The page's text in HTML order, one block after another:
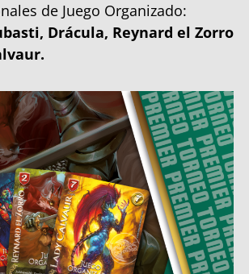
de Juego Organizado:
Drácula, Reynard el Zorro